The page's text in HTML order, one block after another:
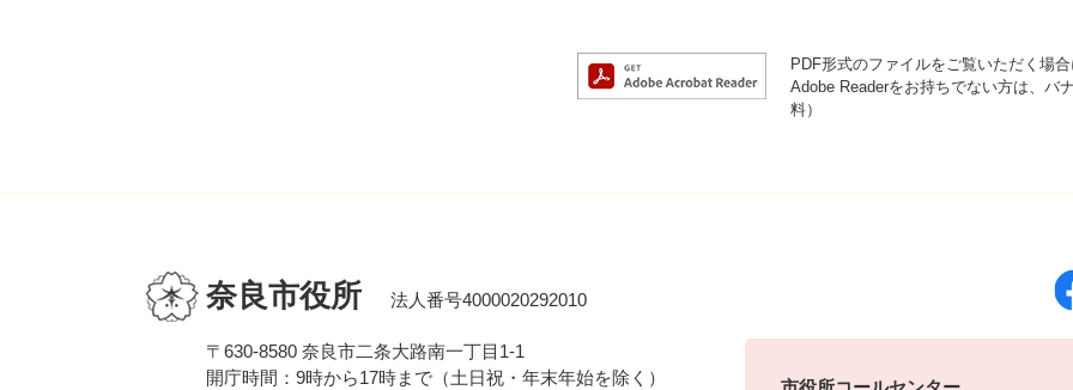
PDF形式のファイルをご覧いただく場
Adobe Readerをお持ちでない方は、バ
料）
奈良市役所 法人番号4000020292010
〒630-8580 奈良市二条大路南一丁目1-1
開庁時間：9時から17時まで（土日祝・年末年始を除く）